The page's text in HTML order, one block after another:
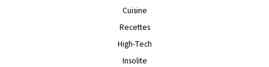
Cuisine
Recettes
High-Tech
Insolite